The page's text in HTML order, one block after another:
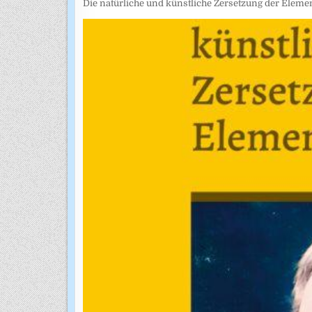
Die natürliche und künstliche Zersetzung der